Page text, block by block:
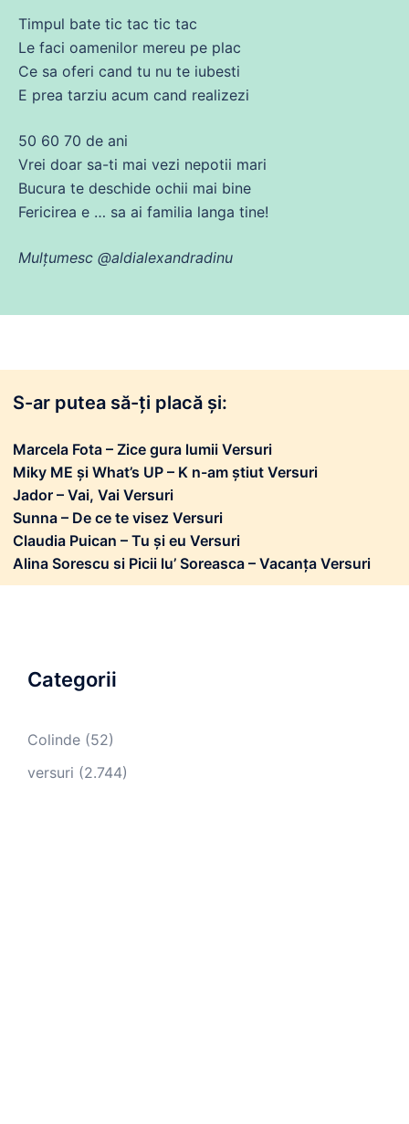
Timpul bate tic tac tic tac
Le faci oamenilor mereu pe plac
Ce sa oferi cand tu nu te iubesti
E prea tarziu acum cand realizezi
50 60 70 de ani
Vrei doar sa-ti mai vezi nepotii mari
Bucura te deschide ochii mai bine
Fericirea e … sa ai familia langa tine!
Mulțumesc @aldialexandradinu
S-ar putea să-ți placă și:
Marcela Fota – Zice gura lumii Versuri
Miky ME și What’s UP – K n-am știut Versuri
Jador – Vai, Vai Versuri
Sunna – De ce te visez Versuri
Claudia Puican – Tu și eu Versuri
Alina Sorescu si Picii lu’ Soreasca – Vacanța Versuri
Categorii
Colinde (52)
versuri (2.744)